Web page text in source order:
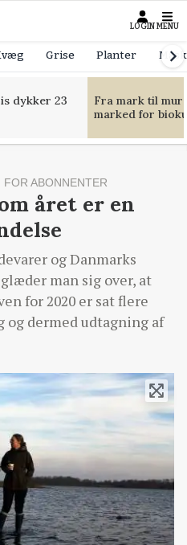
LOGIN MENU
Grise Planter
dykker 23
Fra mark til
marked for
FOR ABONNENTER
året er en
og Danmarks
man sig over, at
for 2020 er sat flere
dermed udtagning af